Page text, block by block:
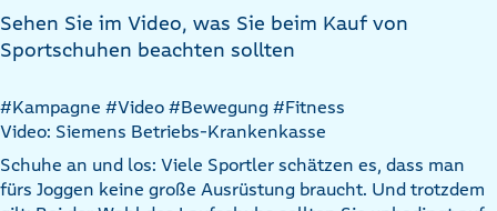
Sehen Sie im Video, was Sie beim Kauf von
Sportschuhen beachten sollten
Artikel
nach
Kategorien
filtern
#Kampagne #Video #Bewegung #Fitness
Video: Siemens Betriebs-Krankenkasse
Schuhe an und los: Viele Sportler schätzen es, dass man
fürs Joggen keine große Ausrüstung braucht. Und trotzdem